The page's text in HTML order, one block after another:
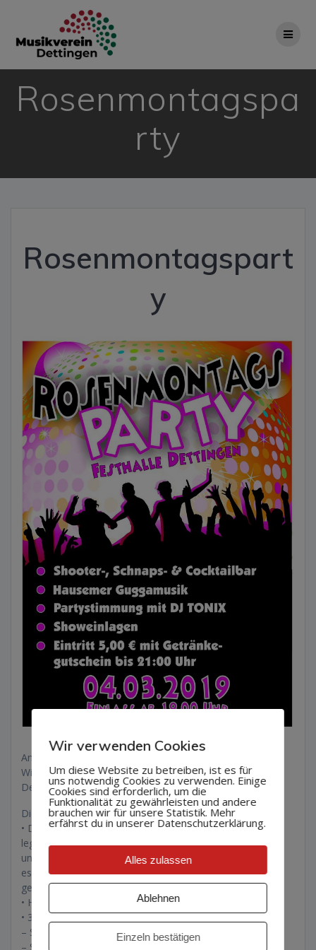
Rosenmontagspa
rty
Rosenmontagspart
y
An alle Fasnets-Liebhaber und Hästräger:
Wir präsentieren die dritte Rosenmontagsparty in
Dettingen!
Die nackten Fakten auf einen Blick:
• DJ TONIX
legt für euch Fasnethits, die aktuellen Charts
und Rock-Klassiker bunt gemischt auf! So wie
es sich für eine anständige Fasnetsparty eben
gehört!
• Hausemer Guggamusik
• 3 Bars: – Cocktail-Bar
– Shooter-Bar
– Schnaps-Bar
Wir verwenden Cookies
Um diese Website zu betreiben, ist es für
uns notwendig Cookies zu verwenden. Einige
Cookies sind erforderlich, um die
Funktionalität zu gewährleisten und andere
brauchen wir für unsere Statistik. Mehr
erfährst du in unserer Datenschutzerklärung.
Alles zulassen
Ablehnen
Einzeln bestätigen